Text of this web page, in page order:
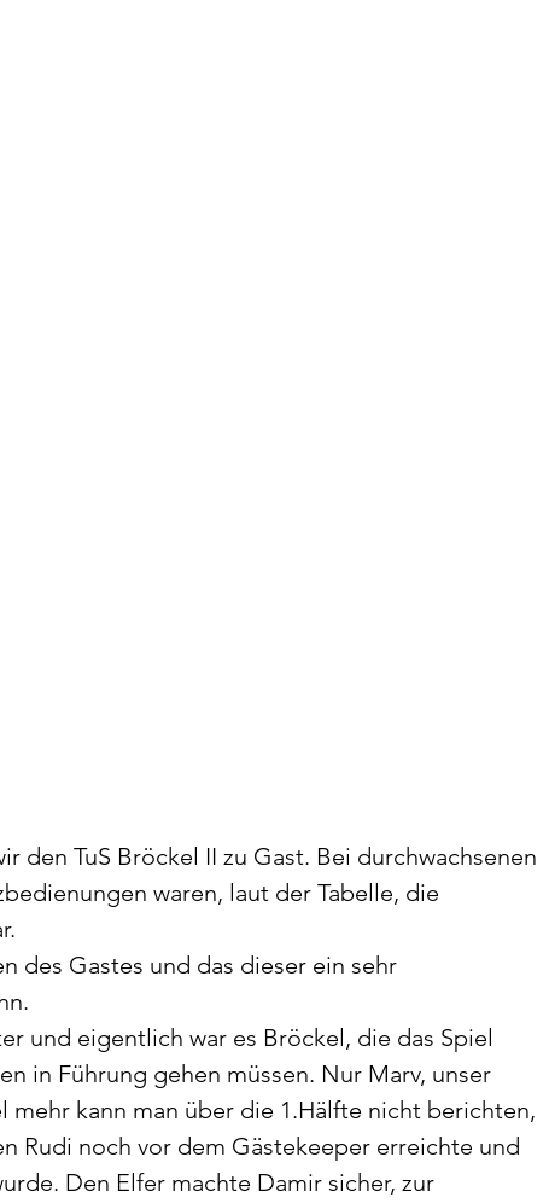
den TuS Bröckel II zu Gast. Bei durchwachsenen
waren, laut der Tabelle, die
des Gastes und das dieser ein sehr
und eigentlich war es Bröckel, die das Spiel
in Führung gehen müssen. Nur Marv, unser
mehr kann man über die 1.Hälfte nicht berichten,
Rudi noch vor dem Gästekeeper erreichte und
Den Elfer machte Damir sicher, zur